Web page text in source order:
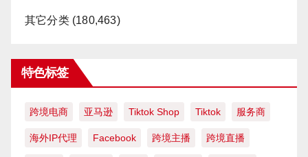
其它分类(180,463)
特色标签
跨境电商 亚马逊 Tiktok Shop Tiktok 服务商
海外IP代理 Facebook 跨境主播 跨境直播